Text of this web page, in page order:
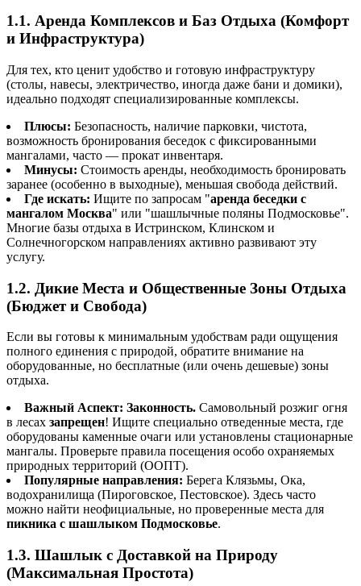
1.1. Аренда Комплексов и Баз Отдыха (Комфорт
и Инфраструктура)
Для тех, кто ценит удобство и готовую инфраструктуру
(столы, навесы, электричество, иногда даже бани и домики),
идеально подходят специализированные комплексы.
Плюсы: Безопасность, наличие парковки, чистота,
возможность бронирования беседок с фиксированными
мангалами, часто — прокат инвентаря.
Минусы: Стоимость аренды, необходимость бронировать
заранее (особенно в выходные), меньшая свобода действий.
Где искать: Ищите по запросам "аренда беседки с
мангалом Москва" или "шашлычные поляны Подмосковье".
Многие базы отдыха в Истринском, Клинском и
Солнечногорском направлениях активно развивают эту
услугу.
1.2. Дикие Места и Общественные Зоны Отдыха
(Бюджет и Свобода)
Если вы готовы к минимальным удобствам ради ощущения
полного единения с природой, обратите внимание на
оборудованные, но бесплатные (или очень дешевые) зоны
отдыха.
Важный Аспект: Законность. Самовольный розжиг огня
в лесах запрещен! Ищите специально отведенные места, где
оборудованы каменные очаги или установлены стационарные
мангалы. Проверьте правила посещения особо охраняемых
природных территорий (ООПТ).
Популярные направления: Берега Клязьмы, Ока,
водохранилища (Пироговское, Пестовское). Здесь часто
можно найти неофициальные, но проверенные места для
пикника с шашлыком Подмосковье.
1.3. Шашлык с Доставкой на Природу
(Максимальная Простота)